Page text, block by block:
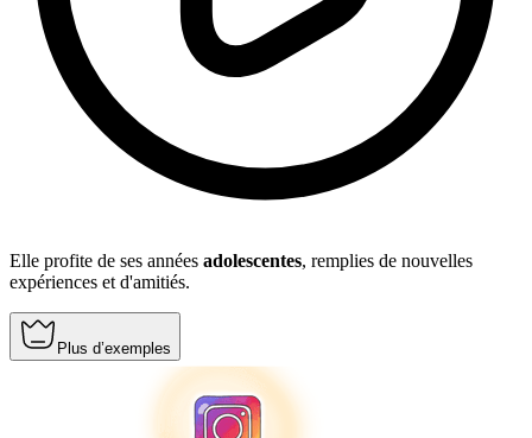
Elle profite de ses années adolescentes, remplies de nouvelles
expériences et d'amitiés.
Plus d’exemples